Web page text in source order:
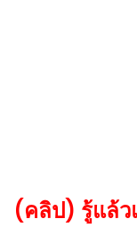
(คลิป) รู้แล้ว